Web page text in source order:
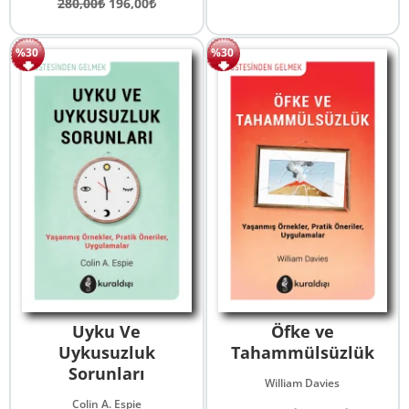
280,00₺.fiyat:
196,00₺.
126,00₺.
Uyku Ve
Uykusuzluk
Sorunları
Colin A. Espie
%30
Öfke ve
Tahammülsüzlük
William Davies
%30